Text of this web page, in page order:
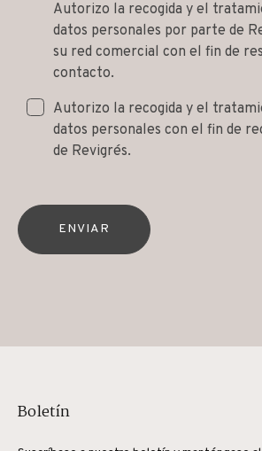
Autorizo la recogida y el
datos personales por parte de
su red comercial con el fin de
contacto.
Autorizo la recogida y el
datos personales con el fin de
de Revigrés.
ENVIAR
Boletín